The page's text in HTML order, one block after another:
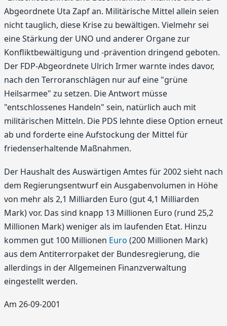
Abgeordnete Uta Zapf an. Militärische Mittel allein seien
nicht tauglich, diese Krise zu bewältigen. Vielmehr sei
eine Stärkung der UNO und anderer Organe zur
Konfliktbewältigung und -prävention dringend geboten.
Der FDP-Abgeordnete Ulrich Irmer warnte indes davor,
nach den Terroranschlägen nur auf eine "grüne
Heilsarmee" zu setzen. Die Antwort müsse
"entschlossenes Handeln" sein, natürlich auch mit
militärischen Mitteln. Die PDS lehnte diese Option erneut
ab und forderte eine Aufstockung der Mittel für
friedenserhaltende Maßnahmen.
Der Haushalt des Auswärtigen Amtes für 2002 sieht nach
dem Regierungsentwurf ein Ausgabenvolumen in Höhe
von mehr als 2,1 Milliarden Euro (gut 4,1 Milliarden
Mark) vor. Das sind knapp 13 Millionen Euro (rund 25,2
Millionen Mark) weniger als im laufenden Etat. Hinzu
kommen gut 100 Millionen Euro (200 Millionen Mark)
aus dem Antiterrorpaket der Bundesregierung, die
allerdings in der Allgemeinen Finanzverwaltung
eingestellt werden.
Am 26-09-2001